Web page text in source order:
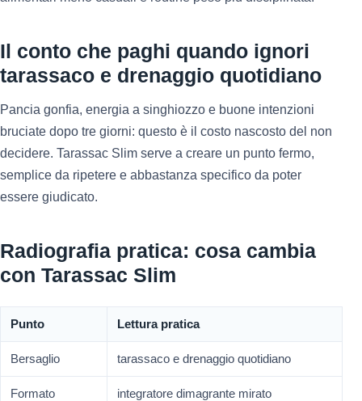
Il conto che paghi quando ignori
tarassaco e drenaggio quotidiano
Pancia gonfia, energia a singhiozzo e buone intenzioni
bruciate dopo tre giorni: questo è il costo nascosto del non
decidere. Tarassac Slim serve a creare un punto fermo,
semplice da ripetere e abbastanza specifico da poter
essere giudicato.
Radiografia pratica: cosa cambia
con Tarassac Slim
Punto Lettura pratica
Bersaglio tarassaco e drenaggio quotidiano
Formato integratore dimagrante mirato